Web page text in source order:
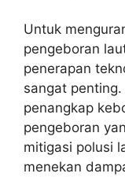
Untuk
pengeboran
penerapan
sangat
penangkap
pengeboran
mitigasi polusi
menekan